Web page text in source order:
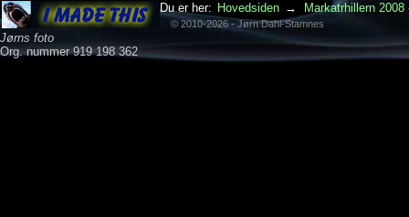
Jørns foto
Org. nummer 919 198 362
Du er her: Hovedsiden → Markatrhillern 2008
© 2010-2026 - Jørn Dahl-Stamnes